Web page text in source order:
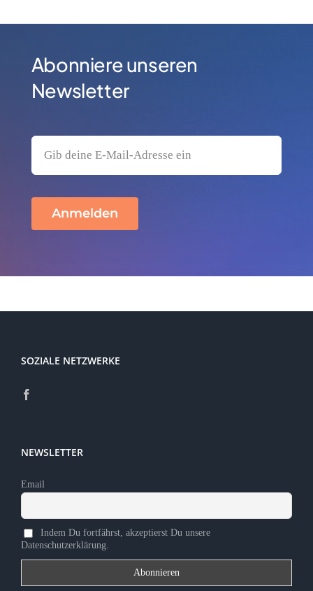
Mitglied werden
Abonniere unseren
Newsletter
Anmelden
SOZIALE NETZWERKE
NEWSLETTER
Email
Indem Du fortfährst, akzeptierst Du unsere
Datenschutzerklärung.